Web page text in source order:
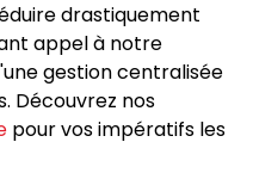
drastiquement
appel à notre
gestion centralisée
Découvrez nos
pour vos impératifs les